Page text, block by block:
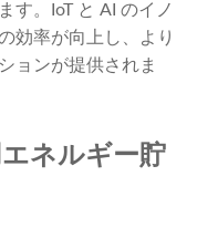
す。IoT と AI のイノ
効率が向上し、より
ョンが提供されま
ネルギー貯